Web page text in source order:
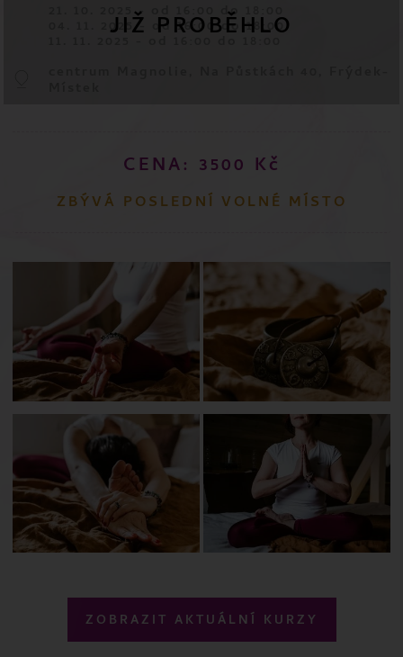
21. 10. 2025 - od 16:00 do 18:00
04. 11. 2025 - od 16:00 do 18:00
CENA: 3500 Kč
ZBÝVÁ POSLEDNÍ VOLNÉ MÍSTO
ZOBRAZIT AKTUÁLNÍ KURZY